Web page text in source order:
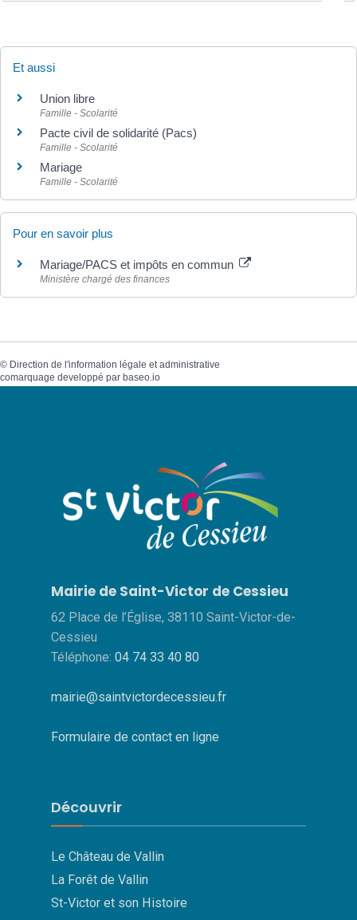
Et aussi
Union libre
Famille - Scolarité
Pacte civil de solidarité (Pacs)
Famille - Scolarité
Mariage
Famille - Scolarité
Pour en savoir plus
Mariage/PACS et impôts en commun
Ministère chargé des finances
© Direction de l'information légale et administrative
comarquage developpé par baseo.io
Mairie de Saint-Victor de Cessieu
62 Place de l’Église, 38110 Saint-Victor-de-
Cessieu
Téléphone: 04 74 33 40 80
mairie@saintvictordecessieu.fr
Formulaire de contact en ligne
Découvrir
Le Château de Vallin
La Forêt de Vallin
St-Victor et son Histoire